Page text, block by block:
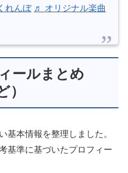
れんぼ ♬ オリジナル楽曲
ールまとめ
）
基本情報を整理しました。
基準に基づいたプロフィー